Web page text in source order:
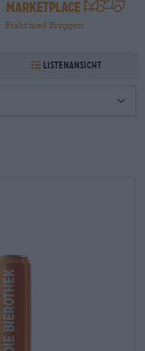
Frakt med Bryggeri
Listenansicht